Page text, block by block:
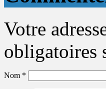
Votre
obligatoires
Nom *